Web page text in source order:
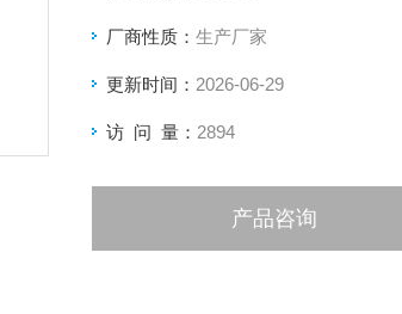
厂商性质： 生产厂家
更新时间： 2026-06-29
访 问 量： 2894
产品咨询